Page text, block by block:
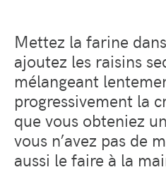
Mettez la farine
ajoutez les raisins
mélangeant
progressivement la
que vous obteniez
vous n’avez pas de
aussi le faire à la